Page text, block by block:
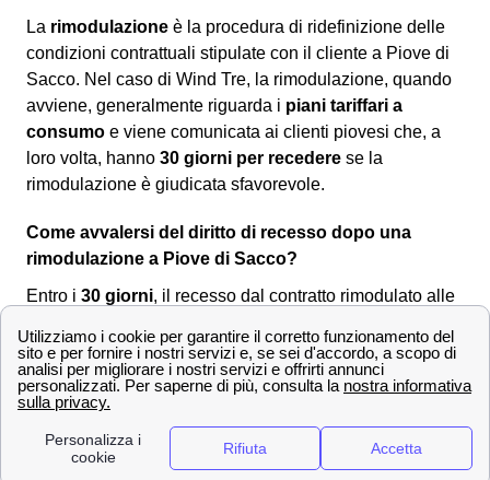
La rimodulazione è la procedura di ridefinizione delle
condizioni contrattuali stipulate con il cliente a Piove di
Sacco. Nel caso di Wind Tre, la rimodulazione, quando
avviene, generalmente riguarda i piani tariffari a
consumo e viene comunicata ai clienti piovesi che, a
loro volta, hanno 30 giorni per recedere se la
rimodulazione è giudicata sfavorevole.
Come avvalersi del diritto di recesso dopo una
rimodulazione a Piove di Sacco?
Entro i 30 giorni, il recesso dal contratto rimodulato alle
piovesi. Per comunicare la volontà di recesso si dovrà
utilizzare uno dei seguenti canali:
Servizio clienti Wind-Tre: contattabile al
PEC all'indirizzo:[email protected]
Raccomandata A/R a:Wind Tre S.p.A. CD